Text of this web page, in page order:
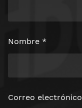
Nombre *
Correo electrónico